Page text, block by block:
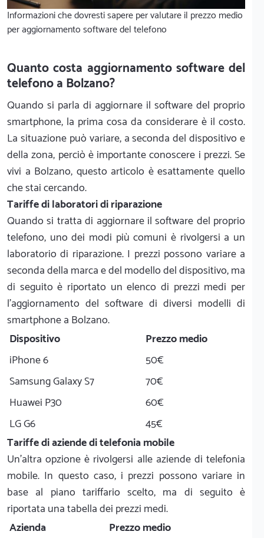
Informazioni che dovresti sapere per valutare il prezzo medio
per aggiornamento software del telefono
Quanto costa aggiornamento software del
telefono a Bolzano?
Quando si parla di aggiornare il software del proprio
smartphone, la prima cosa da considerare è il costo.
La situazione può variare, a seconda del dispositivo e
della zona, perciò è importante conoscere i prezzi. Se
vivi a Bolzano, questo articolo è esattamente quello
che stai cercando.
Tariffe di laboratori di riparazione
Quando si tratta di aggiornare il software del proprio
telefono, uno dei modi più comuni è rivolgersi a un
laboratorio di riparazione. I prezzi possono variare a
seconda della marca e del modello del dispositivo, ma
di seguito è riportato un elenco di prezzi medi per
l'aggiornamento del software di diversi modelli di
smartphone a Bolzano.
Dispositivo
Prezzo medio
iPhone 6
50€
Samsung Galaxy S7
70€
Huawei P30
60€
LG G6
45€
Tariffe di aziende di telefonia mobile
Un'altra opzione è rivolgersi alle aziende di telefonia
mobile. In questo caso, i prezzi possono variare in
base al piano tariffario scelto, ma di seguito è
riportata una tabella dei prezzi medi.
Azienda
Prezzo medio